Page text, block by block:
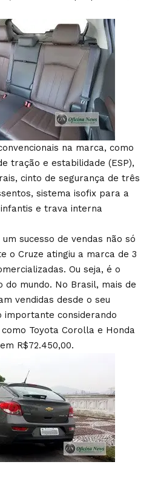
na marca, como
tração e estabilidade (ESP),
cinto de segurança de três
sistema isofix para a
e trava interna
sucesso de vendas não só
o Cruze atingiu a marca de 3
Ou seja, é o
do mundo. No Brasil, mais de
vendidas desde o seu
importante considerando
Toyota Corolla e Honda
R$72.450,00.